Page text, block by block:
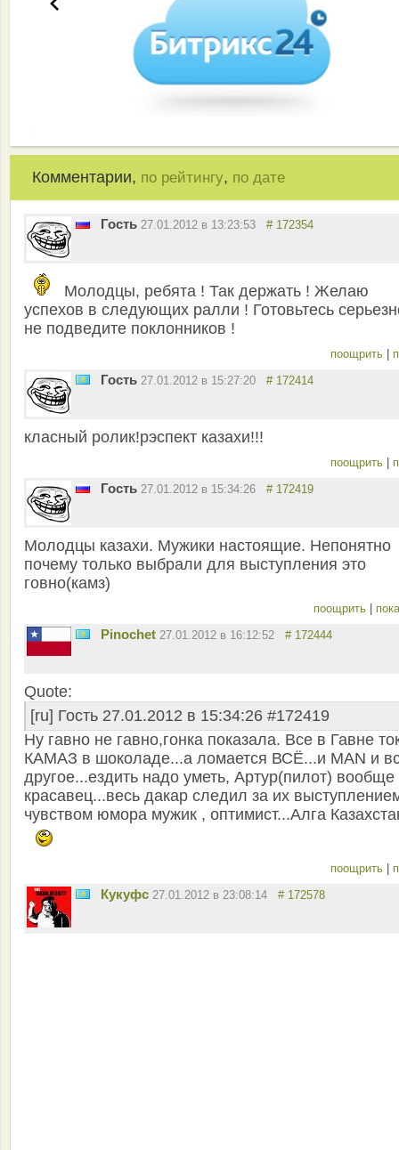
Комментарии, по рейтингу, по дате
Гость 27.01.2012 в 13:23:53 # 172354
Молодцы, ребята ! Так держать ! Желаю
успехов в следующих ралли ! Готовьтесь
не подведите поклонников !
поощрить
Гость 27.01.2012 в 15:27:20 # 172414
класный ролик!рэспект казахи!!!
поощрить
Гость 27.01.2012 в 15:34:26 # 172419
Молодцы казахи. Мужики настоящие. Непонятно
почему только выбрали для выступления это
говно(камз)
поощрить
Pinochet 27.01.2012 в 16:12:52 # 172444
Quote:
[ru] Гость 27.01.2012 в 15:34:26 #172419
Ну гавно не гавно,гонка показала. Все в Гавне
КАМАЗ в шоколаде...а ломается ВСЁ...и МАN и
другое...ездить надо уметь, Артур(пилот) вообще
красавец...весь дакар следил за их
чувством юмора мужик , оптимист...Алга
поощрить
Кукуфс 27.01.2012 в 23:08:14 # 172578